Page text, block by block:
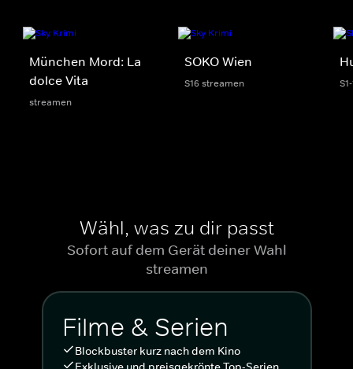
München Mord: La
dolce Vita
streamen
SOKO Wien
S16 streamen
Wähl, was zu dir passt
Sofort auf dem Gerät deiner Wahl
streamen
Filme & Serien
Blockbuster kurz nach dem Kino